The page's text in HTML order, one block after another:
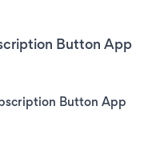
Button App
Button App